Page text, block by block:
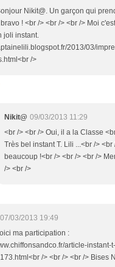
Nikit@. Un garçon qui
! <br /> <br /> <br /> Moi
joli instant.
2013/03/
/>
Nikit@ 09/03/2013 11:29
<br /> <br /> Oui, il a la Classe
Très bel instant T. Lili ...<br /> <br
beaucoup !<br /> <br /> <br />
/> <br />
07/03/2013 19:49
ma participation :
article-instant-
/> <br /> <br /> Bises